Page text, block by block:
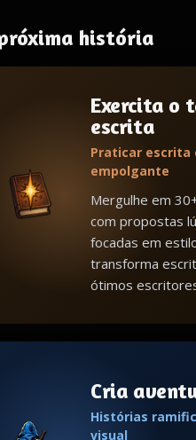
história
Exercita o
escrita
Praticar escrita
empolgante
Mergulhe em
com propostas
focadas em
transforma
ótimos
Cria
Histórias
visual